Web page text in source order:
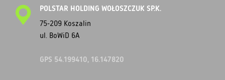
POLSTAR HOLDING WOŁOSZCZUK SP.K.
75-209 Koszalin
ul. BoWiD 6A
GPS 54.199410, 16.147820